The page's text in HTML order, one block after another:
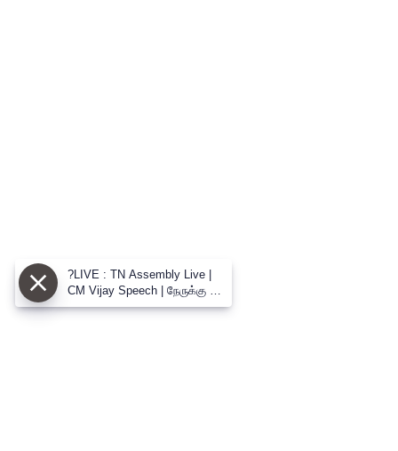
?LIVE : TN Assembly Live |
CM Vijay Speech | நேருக்கு நேர்
CM விஜய் vs உதய் மோதல்